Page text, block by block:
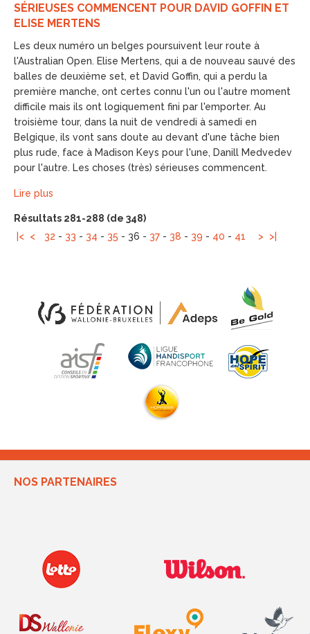
SÉRIEUSES COMMENCENT POUR DAVID GOFFIN ET
ELISE MERTENS
Les deux numéro un belges poursuivent leur route à
l'Australian Open. Elise Mertens, qui a de nouveau sauvé des
balles de deuxième set, et David Goffin, qui a perdu la
première manche, ont certes connu l'un ou l'autre moment
difficile mais ils ont logiquement fini par l'emporter. Au
troisième tour, dans la nuit de vendredi à samedi en
Belgique, ils vont sans doute au devant d'une tâche bien
plus rude, face à Madison Keys pour l'une, Danill Medvedev
pour l'autre. Les choses (très) sérieuses commencent.
Lire plus
Résultats 281-288 (de 348)
|<
< 32 - 33 - 34 - 35 - 36 - 37 - 38 - 39 - 40 - 41 > >|
NOS PARTENAIRES